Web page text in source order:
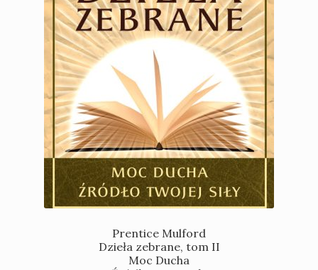
Prentice Mulford
Dzieła zebrane, tom II
Moc Ducha